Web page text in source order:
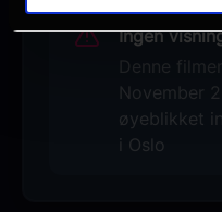
Ingen
Denne
November
øyeblikket
i Oslo